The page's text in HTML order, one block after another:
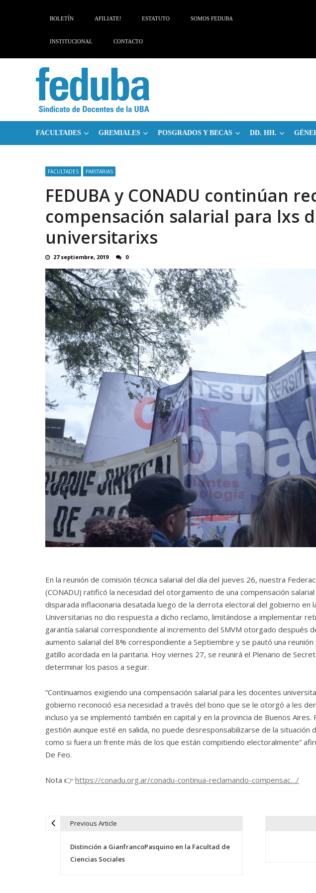
BOLETÍN AFILIATE! ESTATUTO SOMOS FEDUBA
INSTITUCIONAL CONTACTO
FACULTADES GREMIALES POSGRADOS Y BECAS DD. HH.
FACULTADES PARITARIAS
FEDUBA y CONADU continúan
compensación salarial para lxs
universitarixs
27 septiembre, 2019 0
En la reunión de comisión técnica salarial del día del jueves 26, nuestra
(CONADU) ratificó la necesidad del otorgamiento de una compensación
disparada inflacionaria desatada luego de la derrota electoral del gobierno en
Universitarias no dio respuesta a dicho reclamo, limitándose a implementar
garantía salarial correspondiente al incremento del SMVM otorgado después
aumento salarial del 8% correspondiente a Septiembre y se pautó una
gatillo acordada en la paritaria. Hoy viernes 27, se reunirá el Plenario de
determinar los pasos a seguir.
“Continuamos exigiendo una compensación salarial para les docentes
gobierno reconoció esa necesidad a través del bono que se le otorgó a les
incluso ya se implementó también en capital y en la provincia de Buenos
gestión aunque esté en salida, no puede desresponsabilizarse de la situación
como si fuera un frente más de los que están compitiendo electoralmente”
De Feo.
Nota 👉 https://conadu.org.ar/conadu-continua-reclamando-compensac…/
Previous Article
Distinción a GianfrancoPasquino en la Facultad de
Ciencias Sociales